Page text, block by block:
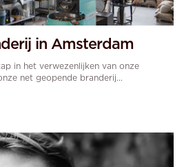
in Amsterdam
in het verwezenlijken van onze
net geopende branderij...